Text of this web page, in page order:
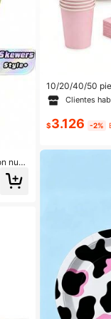
nud
d
10/20/40/50
laro sólido con
papel de 7 y 9
ate sólido,
orde de concha
Clientes
$3.126 -2%